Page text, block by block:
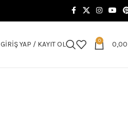
GIRIŞ YAP / KAYIT OL 0